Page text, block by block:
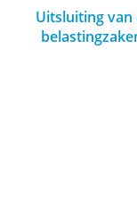
Uitsluiting